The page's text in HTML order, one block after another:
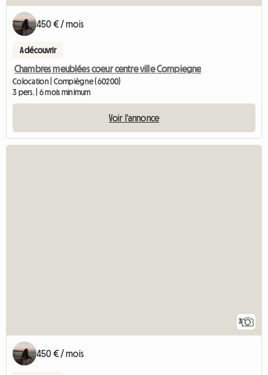
450 € / mois
A découvrir
Chambres meublées coeur centre ville Compiegne
Colocation | Compiègne (60200)
3 pers. | 6 mois minimum
Voir l'annonce
3
450 € / mois